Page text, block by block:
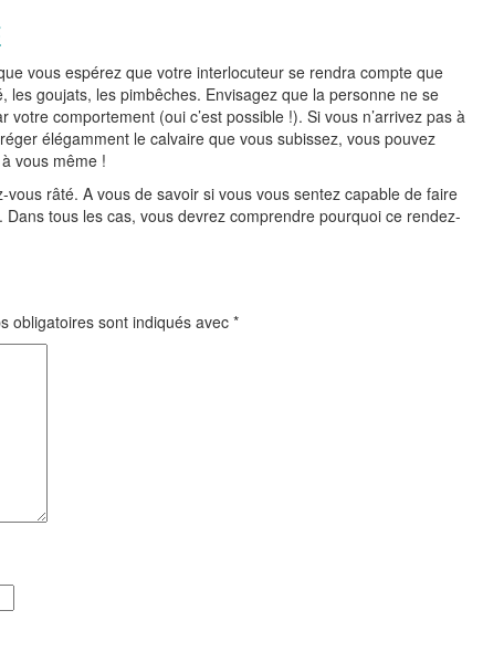
vous espérez que votre interlocuteur se rendra compte que
les goujats, les pimbêches. Envisagez que la personne ne se
comportement (oui c’est possible !). Si vous n’arrivez pas à
élégamment le calvaire que vous subissez, vous pouvez
vous même !
râté. A vous de savoir si vous vous sentez capable de faire
tous les cas, vous devrez comprendre pourquoi ce rendez-
obligatoires sont indiqués avec *